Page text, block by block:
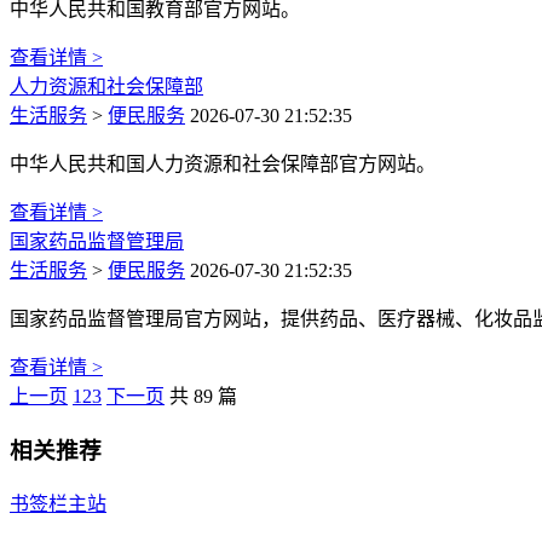
中华人民共和国教育部官方网站。
查看详情 >
人力资源和社会保障部
生活服务 > 便民服务 2026-07-30 21:52:35
中华人民共和国人力资源和社会保障部官方网站。
查看详情 >
国家药品监督管理局
生活服务 > 便民服务 2026-07-30 21:52:35
国家药品监督管理局官方网站，提供药品、医疗器械、化妆品
查看详情 >
上一页 1 23 下一页 共 89 篇
相关推荐
书签栏主站